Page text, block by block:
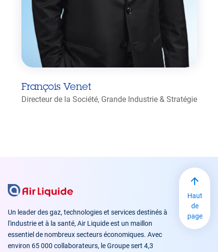
François Venet
Directeur de la Société, Grande Industrie & Stratégie
Un leader des gaz, technologies et services destinés à
l'industrie et à la santé, Air Liquide est un maillon
essentiel de nombreux secteurs économiques. Avec
environ 65 000 collaborateurs, le Groupe sert 4,3
Haut
de
page